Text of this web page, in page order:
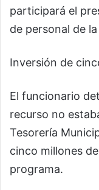
participará el
de personal de
Inversión de
El funcionario
recurso no
Tesorería
cinco millones
programa.